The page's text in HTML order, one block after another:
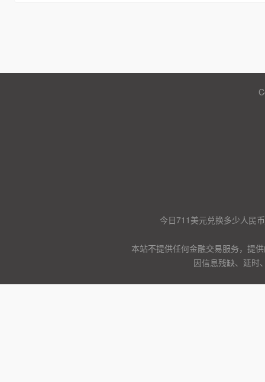
今日711美元兑换多少人民
本站不提供任何金融交易服务，提
因信息残缺、延时